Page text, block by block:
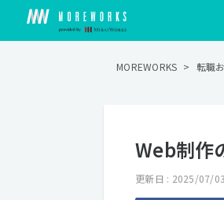
MOREWORKS > 転職
Web制作
更新日 : 2025/07/03